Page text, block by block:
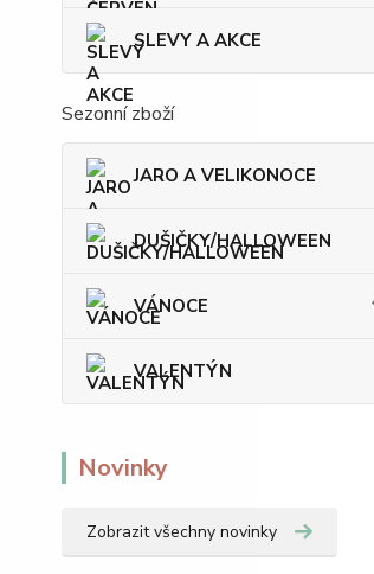
SLEVY A AKCE
Sezonní zboží
JARO A VELIKONOCE
DUŠIČKY/HALLOWEEN
VÁNOCE
VALENTÝN
Novinky
Zobrazit všechny novinky